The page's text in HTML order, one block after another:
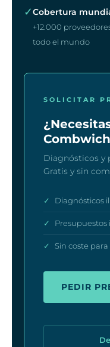
✓Cobertura
+12.000
todo el mundo
SOLICITAR
Diagnósticos y
Gratis y sin
✓ Diagnósticos
✓ Presupuestos
✓ Sin coste
PEDIR